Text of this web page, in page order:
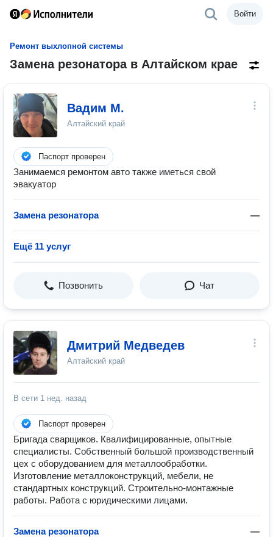
Войти
Ремонт выхлопной системы
Замена резонатора в Алтайском крае
Вадим М.
Алтайский край
Паспорт проверен
Занимаемся ремонтом авто также иметься свой
эвакуатор
Замена резонатора —
Ещё 11 услуг
Позвонить Чат
Дмитрий Медведев
Алтайский край
В сети 1 нед. назад
Паспорт проверен
Бригада сварщиков. Квалифицированные, опытные
специалисты. Собственный большой производственный
цех с оборудованием для металлообработки.
Изготовление металлоконструкций, мебели, не
стандартных конструкций. Строительно-монтажные
работы. Работа с юридическими лицами.
Замена резонатора —